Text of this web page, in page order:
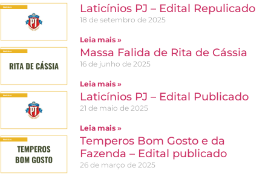
Laticínios PJ – Edital Repulicado
18 de setembro de 2025
Leia mais »
Massa Falida de Rita de Cássia
16 de junho de 2025
Leia mais »
Laticínios PJ – Edital Publicado
21 de maio de 2025
Leia mais »
Temperos Bom Gosto e da
Fazenda – Edital publicado
26 de março de 2025